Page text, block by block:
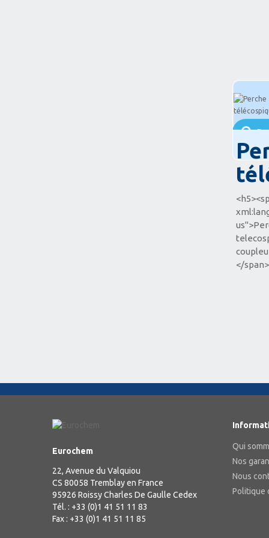
En
</
Eurochem
22, Avenue du Valquiou
CS 80058 Tremblay en France
95926 Roissy Charles De Gaulle Cedex
Tél. : +33 (0)1 41 51 11 83
Fax : +33 (0)1 41 51 11 85
Qui
Nos
Nous
Politique